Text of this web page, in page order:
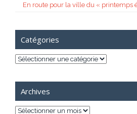
En route pour la ville du « printemps
Catégories
Catégories
Archives
Archives